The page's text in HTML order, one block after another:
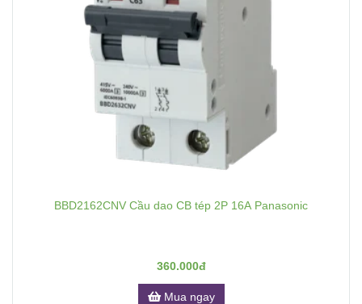
BBD2162CNV Cầu dao CB tép 2P 16A Panasonic
360.000đ
Mua ngay